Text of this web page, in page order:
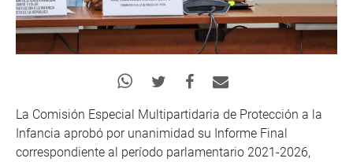
La Comisión Especial Multipartidaria de Protección a la
Infancia aprobó por unanimidad su Informe Final
correspondiente al período parlamentario 2021-2026,